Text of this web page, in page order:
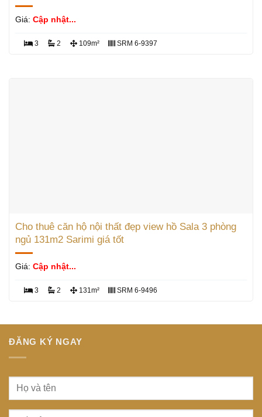
Giá: Cập nhật...
3 2 109m² SRM 6-9397
Cho thuê căn hộ nội thất đẹp view hồ Sala 3 phòng
ngủ 131m2 Sarimi giá tốt
Giá: Cập nhật...
3 2 131m² SRM 6-9496
ĐĂNG KÝ NGAY